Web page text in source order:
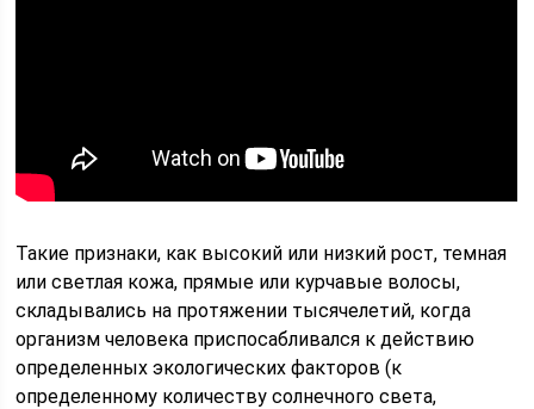
Такие признаки, как высокий или низкий рост, темная
или светлая кожа, прямые или курчавые волосы,
складывались на протяжении тысячелетий, когда
организм человека приспосабливался к действию
определенных экологических факторов (к
определенному количеству солнечного света,